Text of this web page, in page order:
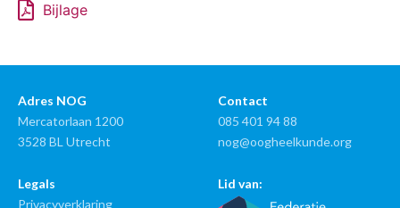
Bijlage
Adres NOG
Mercatorlaan 1200
3528 BL Utrecht
Contact
085 401 94 88
nog@oogheelkunde.org
Legals
Privacyverklaring
Lid van: